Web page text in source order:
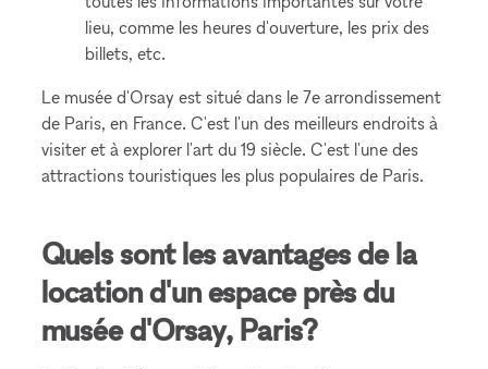
lieu, comme les heures d'ouverture, les prix des
billets, etc.
Le musée d'Orsay est situé dans le 7e arrondissement
de Paris, en France. C'est l'un des meilleurs endroits à
visiter et à explorer l'art du 19 siècle. C'est l'une des
attractions touristiques les plus populaires de Paris.
Quels sont les avantages de la
location d'un espace près du
musée d'Orsay, Paris?